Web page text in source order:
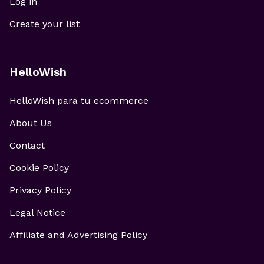
Create your list
HelloWish
HelloWish para tu ecommerce
About Us
Contact
Cookie Policy
Privacy Policy
Legal Notice
Affiliate and Advertising Policy